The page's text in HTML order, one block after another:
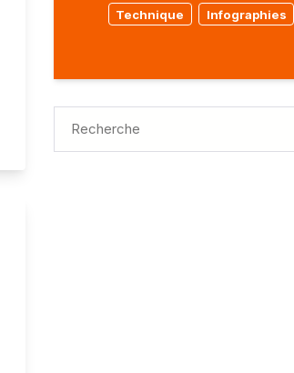
Technique
Infographies